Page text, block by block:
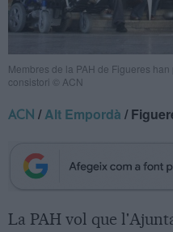
Membres de la PAH de Figueres
consistori © ACN
ACN /Alt Empordà /
La PAH vol que